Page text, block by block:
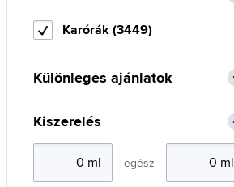
Heinrichssohn (9)
Ice-watch (1)
Ingersoll (27)
Invicta (1986)
Iron Annie (81)
Karórák (3449)
Különleges ajánlatok
Kiszerelés
egész